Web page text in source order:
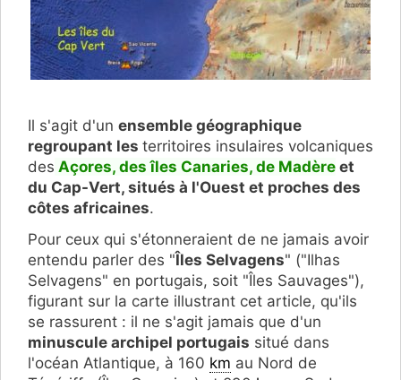
Il s'agit d'un ensemble géographique
regroupant les territoires insulaires volcaniques
des Açores, des îles Canaries, de Madère et
du Cap-Vert, situés à l'Ouest et proches des
côtes africaines.
Pour ceux qui s'étonneraient de ne jamais avoir
entendu parler des "Îles Selvagens" ("Ilhas
Selvagens" en portugais, soit "Îles Sauvages"),
figurant sur la carte illustrant cet article, qu'ils
se rassurent : il ne s'agit jamais que d'un
minuscule archipel portugais situé dans
l'océan Atlantique, à 160 km au Nord de